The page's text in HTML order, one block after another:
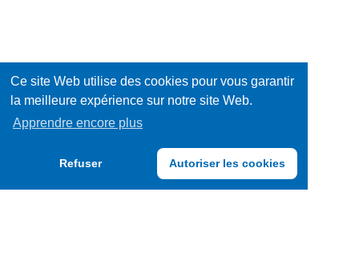
Ce site Web utilise des cookies pour vous garantir
la meilleure expérience sur notre site Web.
Apprendre encore plus
Refuser Autoriser les cookies